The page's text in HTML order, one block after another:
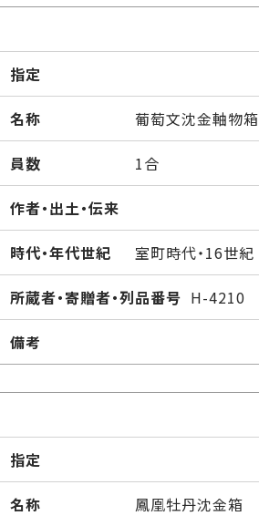
指定
名称 葡萄文沈金軸物箱
員数 1合
作者・出土・伝来
時代・年代世紀 室町時代・16世紀
所蔵者・寄贈者・列品番号 H-4210
備考
指定
名称 鳳凰牡丹沈金箱